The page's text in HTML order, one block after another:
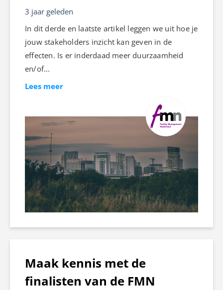
3 jaar geleden
In dit derde en laatste artikel leggen we uit hoe je
jouw stakeholders inzicht kan geven in de
effecten. Is er inderdaad meer duurzaamheid
en/of...
Lees meer
Maak kennis met de
finalisten van de FMN